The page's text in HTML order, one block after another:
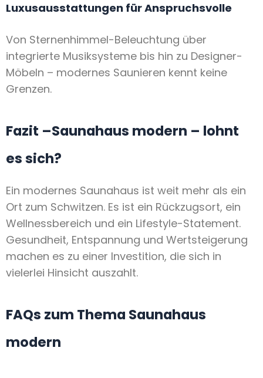
Luxusausstattungen für Anspruchsvolle
Von Sternenhimmel-Beleuchtung über
integrierte Musiksysteme bis hin zu Designer-
Möbeln – modernes Saunieren kennt keine
Grenzen.
Fazit –Saunahaus modern – lohnt
es sich?
Ein modernes Saunahaus ist weit mehr als ein
Ort zum Schwitzen. Es ist ein Rückzugsort, ein
Wellnessbereich und ein Lifestyle-Statement.
Gesundheit, Entspannung und Wertsteigerung
machen es zu einer Investition, die sich in
vielerlei Hinsicht auszahlt.
FAQs zum Thema Saunahaus
modern